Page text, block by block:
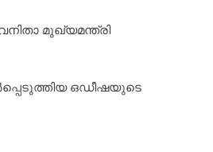
മുഖ്യമന്ത്രി
ഒഡീഷയുടെ